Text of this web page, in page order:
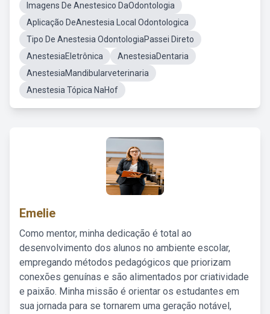
Imagens De Anestesico DaOdontologia
Aplicação DeAnestesia Local Odontologica
Tipo De Anestesia OdontologiaPassei Direto
AnestesiaEletrônica
AnestesiaDentaria
AnestesiaMandibularveterinaria
Anestesia Tópica NaHof
Emelie
Como mentor, minha dedicação é total ao
desenvolvimento dos alunos no ambiente escolar,
empregando métodos pedagógicos que priorizam
conexões genuínas e são alimentados por criatividade
e paixão. Minha missão é orientar os estudantes em
sua jornada para se tornarem uma geração notável,